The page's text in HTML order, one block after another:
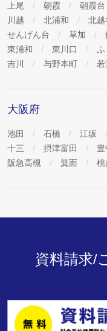
上尾 朝霞 朝霞台
川越
北浦和 北越
せんげん台
草加
東浦和
東川口 ふ
吉川
与野本町 若
大阪府
池田 石橋 江坂
十三
摂津富田 豊
阪急高槻
箕面 桃
資料請求/